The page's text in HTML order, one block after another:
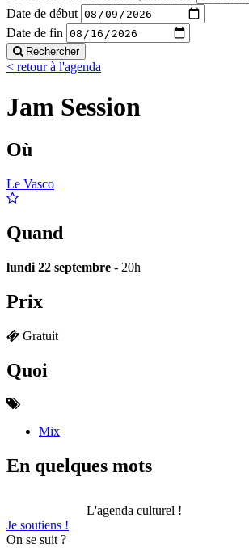
Date de début
Date de fin
Rechercher
< retour à l'agenda
Jam Session
Où
Le Vasco
Quand
lundi 22 septembre - 20h
Prix
Gratuit
Quoi
Mix
En quelques mots
L'agenda culturel !
Je soutiens !
On se suit ?